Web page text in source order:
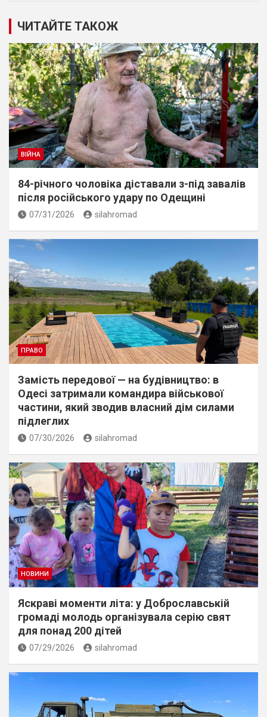
ЧИТАЙТЕ ТАКОЖ
ВІЙНА
84-річного чоловіка діставали з-під завалів
пiсля росiйського удару по Одещині
07/31/2026 silahromad
ПРАВО
Замість передової — на будівництво: в
Одесі затримали командира військової
частини, який зводив власний дім силами
підлеглих
07/30/2026 silahromad
НОВИНИ
Яскраві моменти літа: у Доброславській
громаді молодь організувала серію свят
для понад 200 дітей
07/29/2026 silahromad